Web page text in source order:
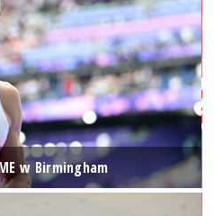
w Birmingham